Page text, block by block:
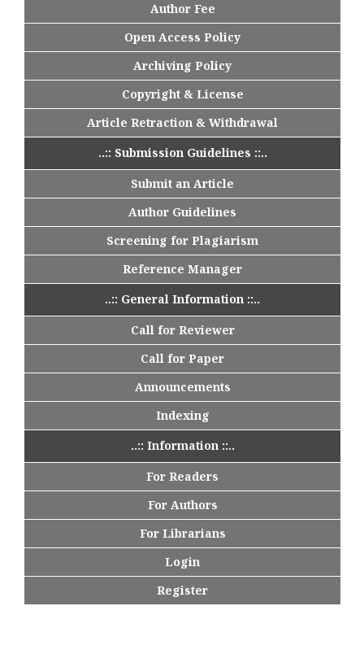
Author Fee
Open Access Policy
Archiving Policy
Copyright & License
Article Retraction & Withdrawal
..:: Submission Guidelines ::..
Submit an Article
Author Guidelines
Screening for Plagiarism
Reference Manager
..:: General Information ::..
Call for Reviewer
Call for Paper
Announcements
Indexing
..:: Information ::..
For Readers
For Authors
For Librarians
Login
Register